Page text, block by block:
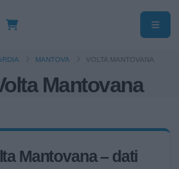
Mantovana
MANTOVA VOLTA MANTOVANA
Mantovana – dati